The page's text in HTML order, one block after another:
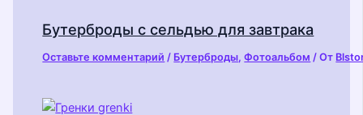
Бутерброды с сельдью для завтрака
Оставьте комментарий / Бутерброды,Фотоальбом / От